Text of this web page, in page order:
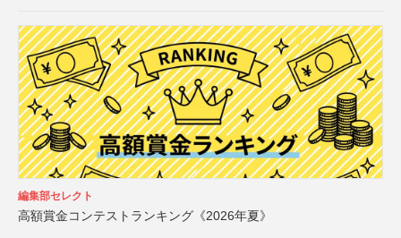
編集部セレクト
高額賞金コンテストランキング《2026年夏》